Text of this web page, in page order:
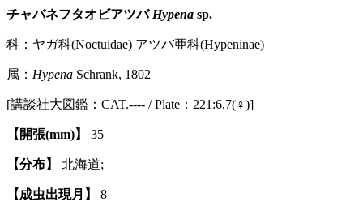
チャバネフタオビアツバ Hypena sp.
科：ヤガ科(Noctuidae) アツバ亜科(Hypeninae)
属： Hypena Schrank, 1802
[講談社大図鑑：CAT.---- / Plate：221:6,7(♀)]
【開張(mm)】 35
【分布】 北海道;
【成虫出現月】 8